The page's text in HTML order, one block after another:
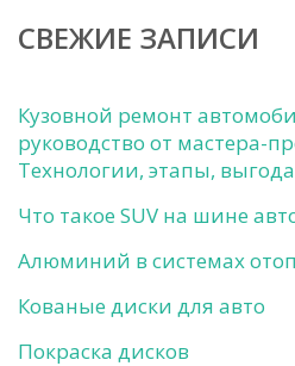
СВЕЖИЕ ЗАПИСИ
Кузовной ремонт
руководство от мастера-
Технологии, этапы, выгода
Что такое SUV на шине
Алюминий в системах
Кованые диски для авто
Покраска дисков